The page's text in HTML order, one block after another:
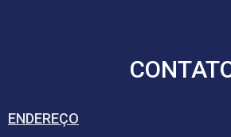
ENDEREÇO